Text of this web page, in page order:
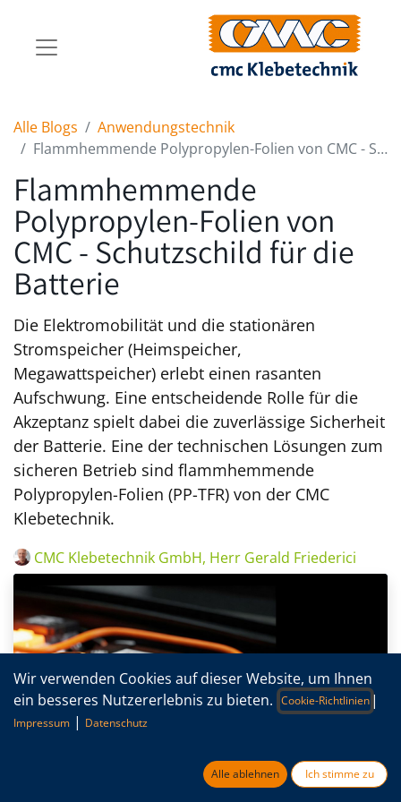
Alle Blogs
Anwendungstechnik
Flammhemmende Polypropylen-Folien von CMC - Schutzschild für die Batterie
Flammhemmende
Polypropylen-Folien von
CMC - Schutzschild für die
Batterie
Die Elektromobilität und die stationären
Stromspeicher (Heimspeicher,
Megawattspeicher) erlebt einen rasanten
Aufschwung. Eine entscheidende Rolle für die
Akzeptanz spielt dabei die zuverlässige Sicherheit
der Batterie. Eine der technischen Lösungen zum
sicheren Betrieb sind flammhemmende
Polypropylen-Folien (PP-TFR) von der CMC
Klebetechnik.
CMC Klebetechnik GmbH, Herr Gerald Friederici
Wir verwenden Cookies auf dieser Website, um Ihnen
ein besseres Nutzererlebnis zu bieten. Cookie-Richtlinien |
Impressum | Datenschutz
Alle ablehnen Ich stimme zu